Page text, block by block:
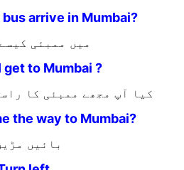
arrive in Mumbai?
میں ممبئی
get to Mumbai ?
کیا آپ مجھے ممبئی کا
the way to Mumbai?
بائیں